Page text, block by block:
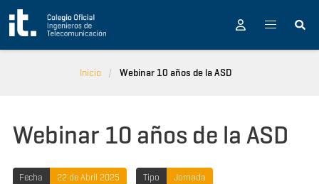
Pasar al contenido principal
Inicio Webinar 10 años de la ASD
Webinar 10 años de la ASD
Fecha 22 de Abril 2025 Tipo Jornada